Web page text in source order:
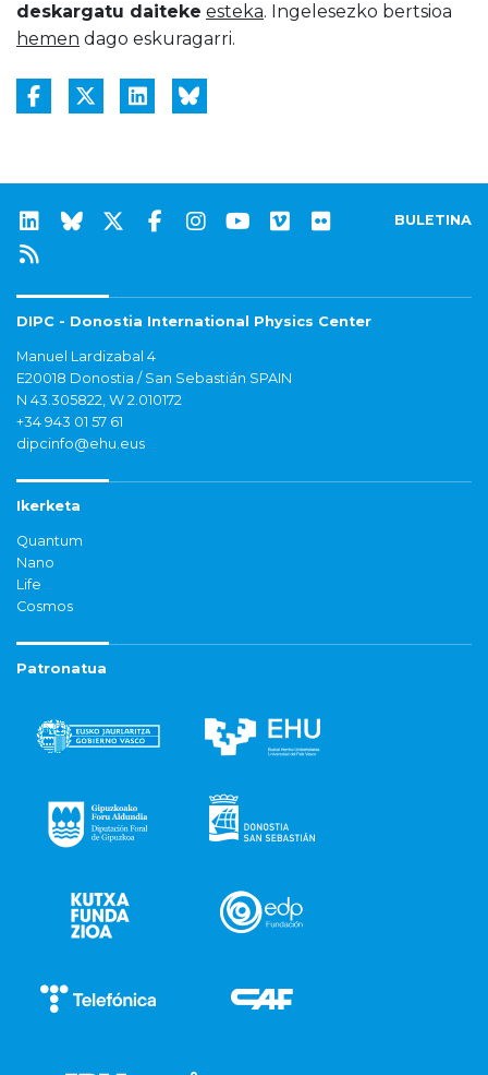
deskargatu daiteke esteka. Ingelesezko bertsioa
hemen dago eskuragarri.
BULETINA
DIPC - Donostia International Physics Center
Manuel Lardizabal 4
E20018 Donostia / San Sebastián SPAIN
N 43.305822, W 2.010172
+34 943 01 57 61
dipcinfo@ehu.eus
Ikerketa
Quantum
Nano
Life
Cosmos
Patronatua